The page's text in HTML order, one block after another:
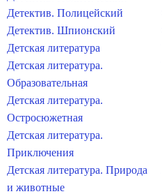
Детектив. Полицейский
Детектив. Шпионский
Детская литература
Детская литература.
Образовательная
Детская литература.
Остросюжетная
Детская литература.
Приключения
Детская литература. Природа
и животные